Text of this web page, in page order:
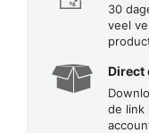
30
veel
Direct
de link